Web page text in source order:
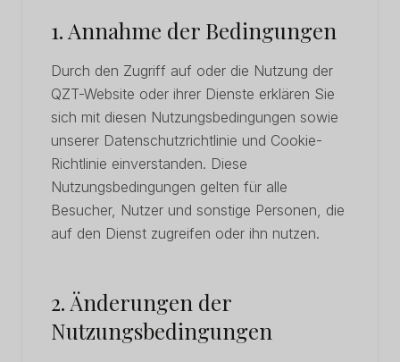
1. Annahme der Bedingungen
Durch den Zugriff auf oder die Nutzung der
QZT-Website oder ihrer Dienste erklären Sie
sich mit diesen Nutzungsbedingungen sowie
unserer Datenschutzrichtlinie und Cookie-
Richtlinie einverstanden. Diese
Nutzungsbedingungen gelten für alle
Besucher, Nutzer und sonstige Personen, die
auf den Dienst zugreifen oder ihn nutzen.
2. Änderungen der
Nutzungsbedingungen